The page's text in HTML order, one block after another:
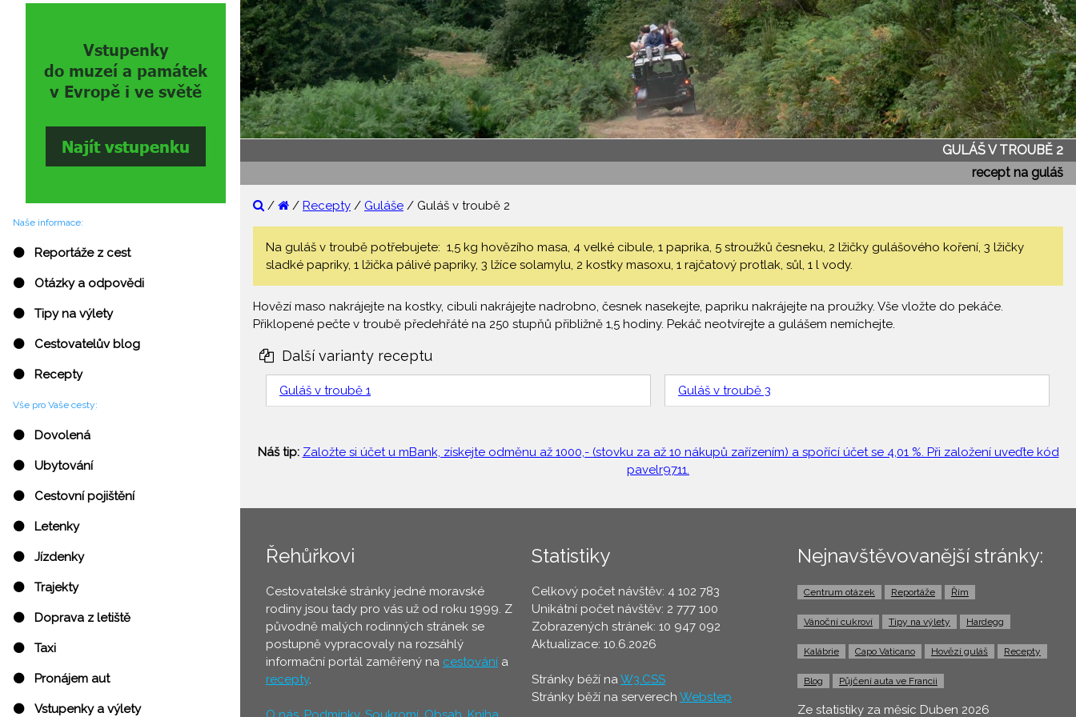
Naše informace:
⚫ Reportáže z cest
⚫ Otázky a odpovědi
⚫ Tipy na výlety
⚫ Cestovatelův blog
⚫ Recepty
Vše pro Vaše cesty:
⚫ Dovolená
⚫ Ubytování
⚫ Cestovní pojištění
⚫ Letenky
⚫ Jízdenky
⚫ Trajekty
⚫ Doprava z letiště
⚫ Taxi
⚫ Pronájem aut
⚫ Vstupenky a výlety
GULÁŠ V TROUBĚ 2
recept na guláš
/ / Recepty / Guláše / Guláš v troubě 2
Na guláš v troubě potřebujete: 1,5 kg hovězího masa, 4 velké cibule, 1 paprika, 5 stroužků česneku, 2 lžičky gulášového koření, 3 lžičky
sladké papriky, 1 lžička pálivé papriky, 3 lžíce solamylu, 2 kostky masoxu, 1 rajčatový protlak, sůl, 1 l vody.
Hovězí maso nakrájejte na kostky, cibuli nakrájejte nadrobno, česnek nasekejte, papriku nakrájejte na proužky. Vše vložte do pekáče.
Přiklopené pečte v troubě předehřáté na 250 stupňů přibližně 1,5 hodiny. Pekáč neotvírejte a gulášem nemíchejte.
Další varianty receptu
Guláš v troubě 1 Guláš v troubě 3
Náš tip: Založte si účet u mBank, získejte odměnu až 1000,- (stovku za až 10 nákupů zařízením) a spořící účet se 4,01 %. Při založení uveďte kód
pavelr9711.
Řehůřkovi
Cestovatelské stránky jedné moravské
rodiny jsou tady pro vás už od roku 1999. Z
původně malých rodinných stránek se
postupně vypracovaly na rozsáhlý
informační portál zaměřený na cestování a
recepty.
Statistiky
Celkový počet návštěv: 4 102 783
Unikátní počet návštěv: 2 777 100
Zobrazených stránek: 10 947 092
Aktualizace: 10.6.2026
Stránky běží naW3.CSS
Stránky běží na serverech Webstep
Nejnavštěvovanější stránky:
Centrum otázek Reportáže Řím
Vánoční cukroví Tipy na výlety Hardegg
Kalábrie Capo Vaticano Hovězí guláš Recepty
Blog Půjčení auta ve Francii
Ze statistiky za měsíc Duben 2026